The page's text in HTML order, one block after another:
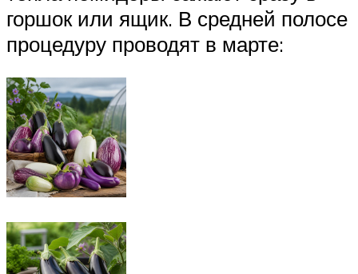
горшок или ящик. В средней полосе
процедуру проводят в марте: